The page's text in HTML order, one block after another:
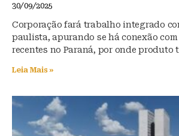
30/09/2025
Corporação fará trabalho integrado
paulista, apurando se há conexão
recentes no Paraná, por onde produto
Leia Mais »